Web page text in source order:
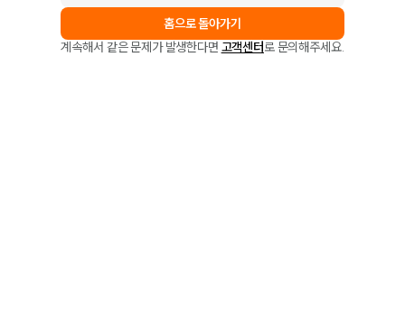
홈으로 돌아가기
계속해서 같은 문제가 발생한다면 고객센터로 문의해주세요.